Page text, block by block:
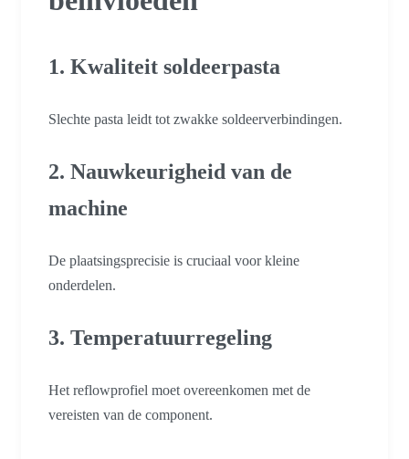
1. Kwaliteit soldeerpasta
Slechte pasta leidt tot zwakke soldeerverbindingen.
2. Nauwkeurigheid van de
machine
De plaatsingsprecisie is cruciaal voor kleine
onderdelen.
3. Temperatuurregeling
Het reflowprofiel moet overeenkomen met de
vereisten van de component.